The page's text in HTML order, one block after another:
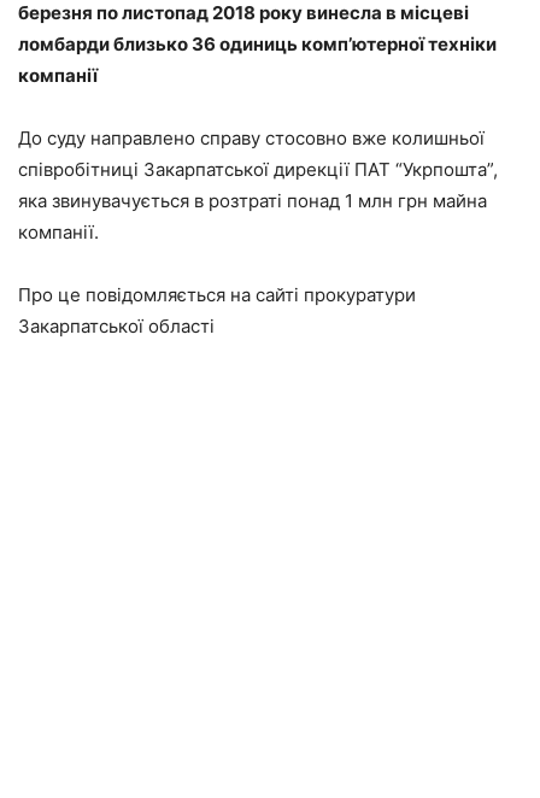
березня по листопад 2018 року винесла в місцеві
ломбарди близько 36 одиниць комп’ютерної техніки
компанії
До суду направлено справу стосовно вже колишньої
співробітниці Закарпатської дирекції ПАТ “Укрпошта”,
яка звинувачується в розтраті понад 1 млн грн майна
компанії.
Про це повідомляється на сайті прокуратури
Закарпатської області